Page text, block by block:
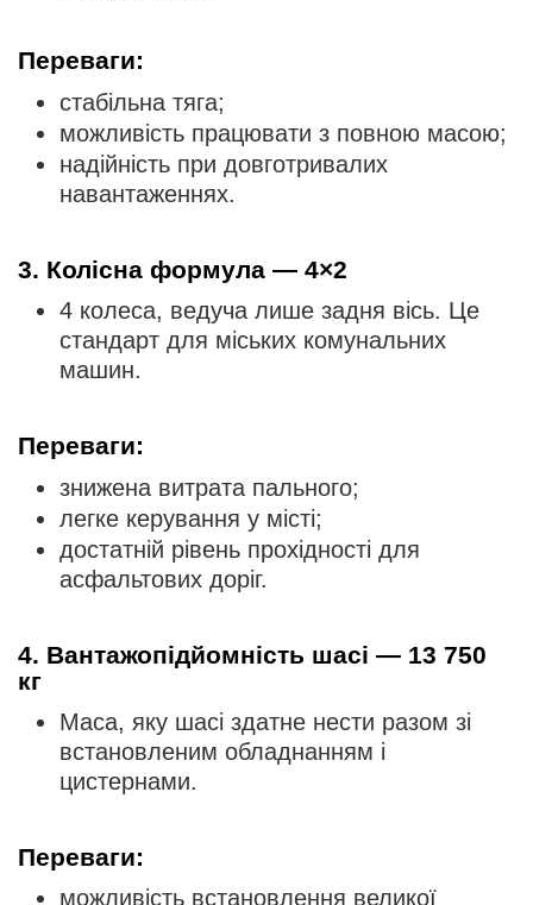
Переваги:
стабільна тяга;
можливість працювати з повною масою;
надійність при довготривалих
навантаженнях.
3. Колісна формула — 4×2
4 колеса, ведуча лише задня вісь. Це
стандарт для міських комунальних
машин.
Переваги:
знижена витрата пального;
легке керування у місті;
достатній рівень прохідності для
асфальтових доріг.
4. Вантажопідйомність шасі — 13 750
кг
Маса, яку шасі здатне нести разом зі
встановленим обладнанням і
цистернами.
Переваги:
можливість встановлення великої